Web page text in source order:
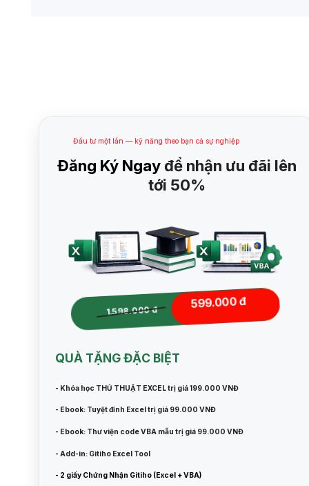
Đăng Ký Ngay để nhận ưu đãi lên
tới 50%
Đầu tư một lần — kỹ năng theo bạn cả sự nghiệp
- 2 giấy Chứng Nhận Gitiho (Excel + VBA)
QUÀ TẶNG ĐẶC BIỆT
- Khóa học THỦ THUẬT EXCEL trị giá 199.000 VNĐ
- Ebook: Tuyệt đỉnh Excel trị giá 99.000 VNĐ
- Add-in: Gitiho Excel Tool
- Ebook: Thư viện code VBA mẫu trị giá 99.000 VNĐ
599.000 đ
1.598.000 đ